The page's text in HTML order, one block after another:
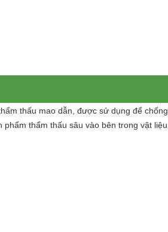
thấu mao dẫn, được sử dụng để
thẩm thấu sâu vào bên trong vật